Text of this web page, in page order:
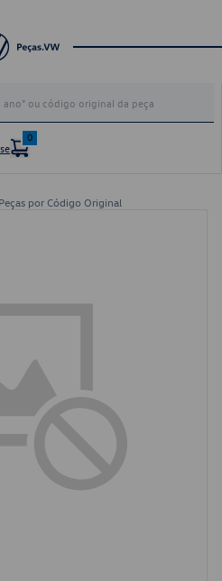
0
Peças por Código Original